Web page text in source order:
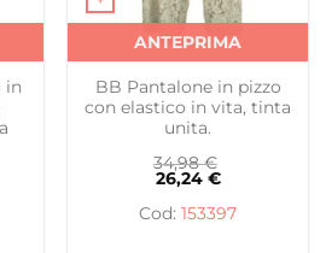
varianti. Le opzioni possono
in
Questo prodotto ha più
ANTEPRIMA
BB Pantalone in pizzo
con elastico in vita, tinta
unita.
34,98€
26,24 €
153397